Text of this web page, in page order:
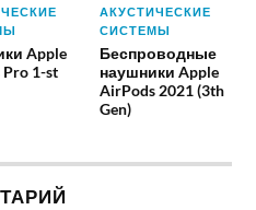
Apple
1-st
АКУСТИЧЕСКИЕ
СИСТЕМЫ
Беспроводные
наушники Apple
AirPods 2021 (3th
Gen)